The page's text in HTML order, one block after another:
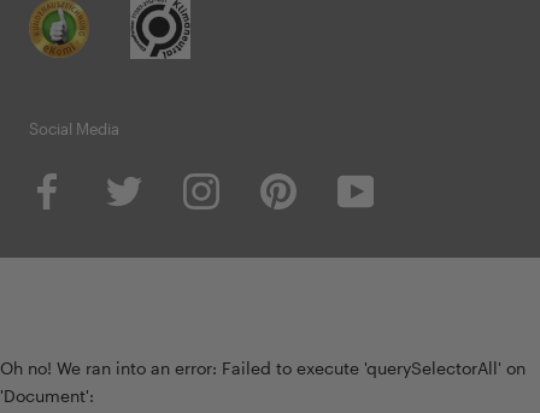
Social Media
Oh no! We ran into an error: Failed to execute 'querySelectorAll' on
'Document':